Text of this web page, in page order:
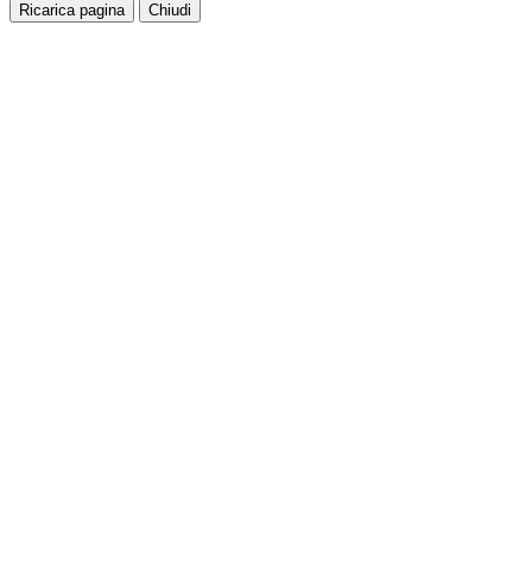
Ricarica pagina Chiudi